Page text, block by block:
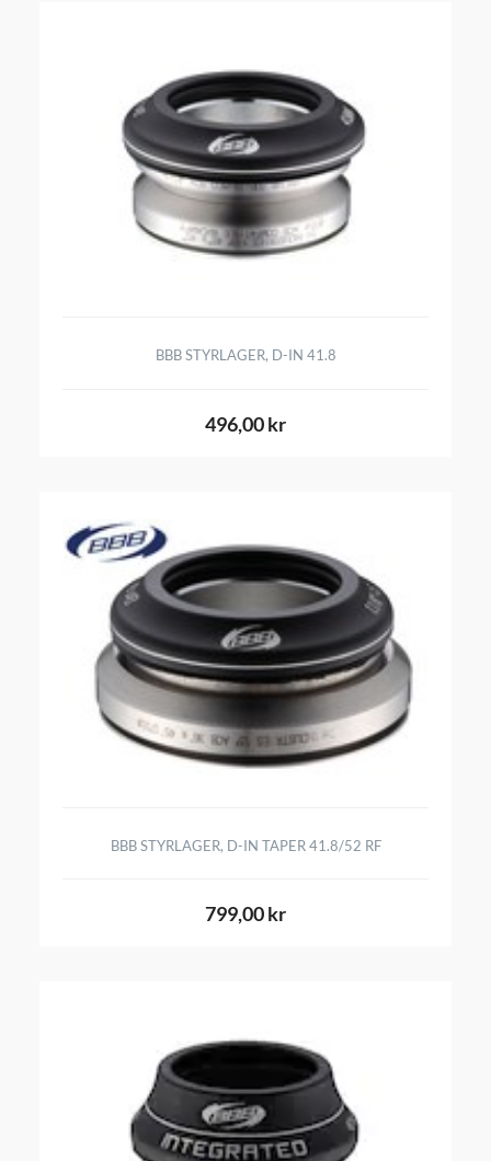
BBB STYRLAGER, D-IN 41.8
496,00 kr
BBB STYRLAGER, D-IN TAPER 41.8/52 RF
799,00 kr